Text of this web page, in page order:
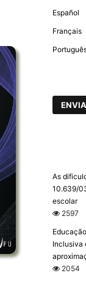
Español
Français
As
10.639/
escolar
2597
Inclusiva
2054